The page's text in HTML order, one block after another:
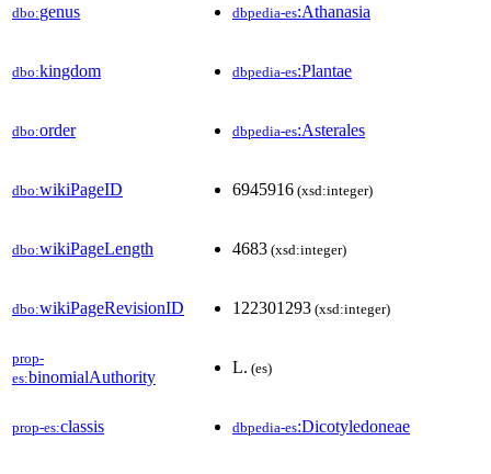
dbo:genus dbpedia-es:Athanasia
dbo:kingdom dbpedia-es:Plantae
dbo:order dbpedia-es:Asterales
dbo:wikiPageID 6945916 (xsd:integer)
dbo:wikiPageLength 4683 (xsd:integer)
dbo:wikiPageRevisionID 122301293 (xsd:integer)
prop-
es:binomialAuthority
L. (es)
prop-es:classis dbpedia-es:Dicotyledoneae